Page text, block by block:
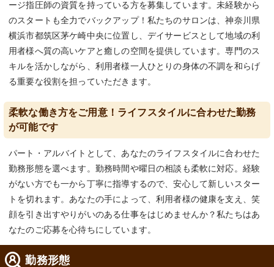
ージ指圧師の資質を持っている方を募集しています。未経験から
のスタートも全力でバックアップ！私たちのサロンは、神奈川県
横浜市都筑区茅ケ崎中央に位置し、デイサービスとして地域の利
用者様へ質の高いケアと癒しの空間を提供しています。専門のス
キルを活かしながら、利用者様一人ひとりの身体の不調を和らげ
る重要な役割を担っていただきます。
柔軟な働き方をご用意！ライフスタイルに合わせた勤務
が可能です
パート・アルバイトとして、あなたのライフスタイルに合わせた
勤務形態を選べます。勤務時間や曜日の相談も柔軟に対応。経験
がない方でも一から丁寧に指導するので、安心して新しいスター
トを切れます。あなたの手によって、利用者様の健康を支え、笑
顔を引き出すやりがいのある仕事をはじめませんか？私たちはあ
なたのご応募を心待ちにしています。
勤務形態